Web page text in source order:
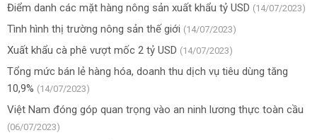
Điểm danh các mặt hàng nông sản xuất khẩu tỷ USD (14/07/2023)
Tình hình thị trường nông sản thế giới (14/07/2023)
Xuất khẩu cà phê vượt mốc 2 tỷ USD (14/07/2023)
Tổng mức bán lẻ hàng hóa, doanh thu dịch vụ tiêu dùng tăng
10,9% (14/07/2023)
Việt Nam đóng góp quan trọng vào an ninh lương thực toàn cầu
(06/07/2023)